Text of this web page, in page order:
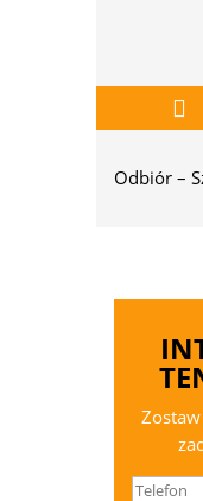
Odbiór –
Telefon